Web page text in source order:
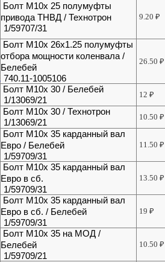
Болт М10х 25 полумуфты
привода ТНВД / Технотрон
1/59707/31
9.20₽
Болт М10х 26х1.25 полумуфты
отбора мощности коленвала /
Белебей
740.11-1005106
26.50₽
Болт М10х 30 / Белебей
1/13069/21
12₽
Болт М10х 30 / Технотрон
1/13069/21
10.50₽
Болт М10х 35 карданный вал
Евро / Белебей
1/59709/31
11.50₽
Болт М10х 35 карданный вал
Евро в сб.
1/59709/31
13.50₽
Болт М10х 35 карданный вал
Евро в сб. / Белебей
1/59709/31
19₽
Болт М10х 35 на МОД /
Белебей
1/59709/21
10.50₽